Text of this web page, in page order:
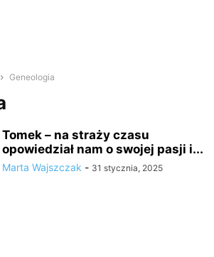
Geneologia
Tomek – na straży czasu
opowiedział nam o swojej pasji i...
Marta Wajszczak - 31 stycznia, 2025